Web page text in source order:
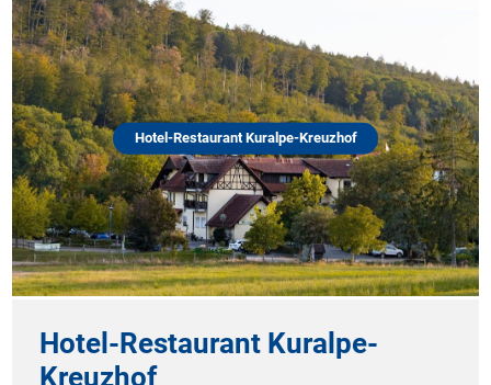
Hotel-Restaurant Kuralpe-Kreuzhof
Hotel-Restaurant Kuralpe-
Kreuzhof